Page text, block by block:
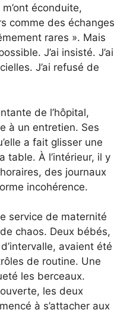
éconduite,
comme des échanges
rares ». Mais
J’ai insisté. J’ai
J’ai refusé de
de l’hôpital,
à un entretien. Ses
a fait glisser une
table. À l’intérieur, il y
des journaux
incohérence.
service de maternité
chaos. Deux bébés,
avaient été
de routine. Une
les berceaux.
les deux
à s’attacher aux